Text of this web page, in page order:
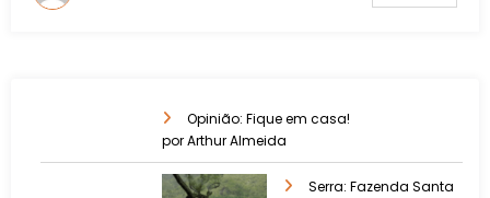
Opinião: Fique em casa!
por Arthur Almeida
Serra: Fazenda Santa